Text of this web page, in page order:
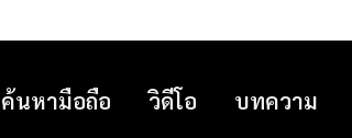
ค้นหามือถือ วิดีโอ บทความ